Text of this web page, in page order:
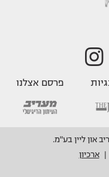
פרסם אצלנו
ארכיון